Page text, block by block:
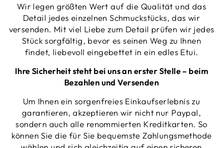
Wir legen größten Wert auf die Qualität und das
Detail jedes einzelnen Schmuckstücks, das wir
versenden. Mit viel Liebe zum Detail prüfen wir jedes
Stück sorgfältig, bevor es seinen Weg zu Ihnen
findet, liebevoll eingebettet in ein edles Etui.
Ihre Sicherheit steht bei uns an erster Stelle – beim
Bezahlen und Versenden
Um Ihnen ein sorgenfreies Einkaufserlebnis zu
garantieren, akzeptieren wir nicht nur Paypal,
sondern auch alle renommierten Kreditkarten. So
können Sie die für Sie bequemste Zahlungsmethode